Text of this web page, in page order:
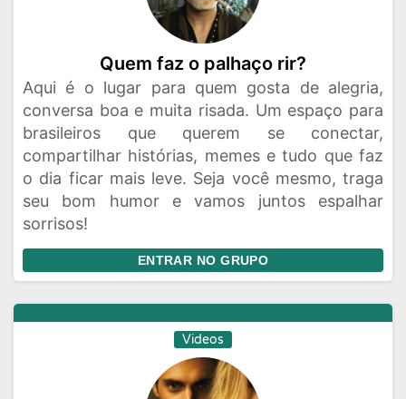
Quem faz o palhaço rir?
Aqui é o lugar para quem gosta de alegria,
conversa boa e muita risada. Um espaço para
brasileiros que querem se conectar,
compartilhar histórias, memes e tudo que faz
o dia ficar mais leve. Seja você mesmo, traga
seu bom humor e vamos juntos espalhar
sorrisos!
ENTRAR NO GRUPO
Videos